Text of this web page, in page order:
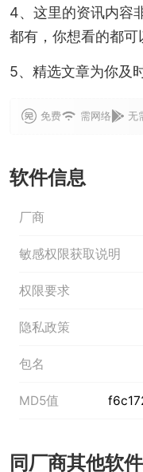
4、这里的资讯内容
都有，你想看的都可
5、精选文章为你及
免费 需网络 无
软件信息
厂商
敏感权限获取说明
权限要求
隐私政策
包名
MD5值
同厂商其他软件